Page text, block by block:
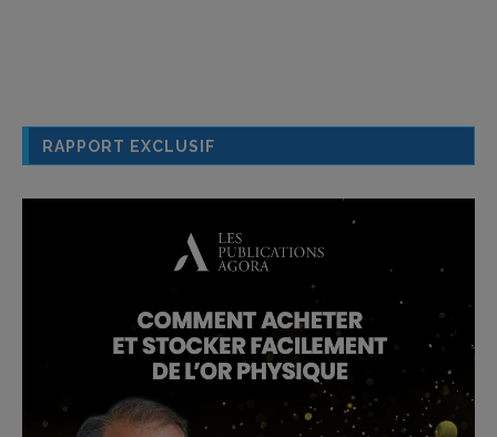
RAPPORT EXCLUSIF